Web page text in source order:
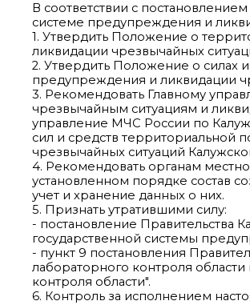
В соответствии с
системе предупреждения и
1. Утвердить Положение о
ликвидации чрезвычайных
2. Утвердить Положение о силах
предупреждения и ликвидации
3. Рекомендовать Главному
чрезвычайным ситуациям и
управление МЧС России по
сил и средств территориальной
чрезвычайных ситуаций
4. Рекомендовать органам
установленном порядке состав
учет и хранение данных о них.
5. Признать утратившими силу:
- постановление Правительства
государственной системы
- пункт 9 постановления
лабораторного контроля
контроля области".
6. Контроль за исполнением